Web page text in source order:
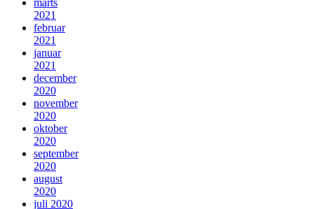
marts
2021
februar
2021
januar
2021
december
2020
november
2020
oktober
2020
september
2020
august
2020
juli 2020